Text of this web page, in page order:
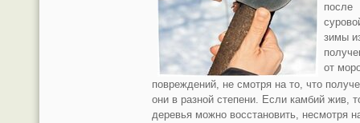
после
зимы
от
повреждений, не смотря на то, что
они в разной степени. Если камбий жив,
деревья можно восстановить, несмотря